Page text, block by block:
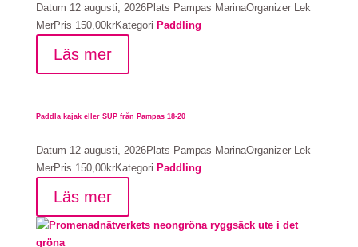
Datum 12 augusti, 2026Plats Pampas MarinaOrganizer
Lek
MerPris 150,00krKategori Paddling
Läs mer
Paddla kajak eller SUP från Pampas 18-20
Datum 12 augusti, 2026Plats Pampas MarinaOrganizer Lek
MerPris 150,00krKategori Paddling
Läs mer